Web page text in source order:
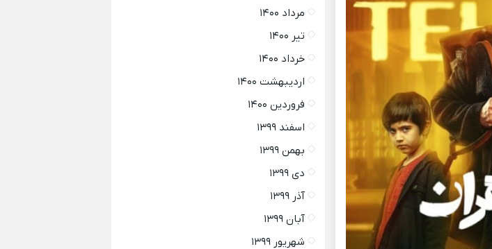
مرداد ۱۴۰۰
تیر ۱۴۰۰
خرداد ۱۴۰۰
اردیبهشت ۱۴۰۰
فروردین ۱۴۰۰
اسفند ۱۳۹۹
بهمن ۱۳۹۹
دی ۱۳۹۹
آذر ۱۳۹۹
آبان ۱۳۹۹
شهریور ۱۳۹۹